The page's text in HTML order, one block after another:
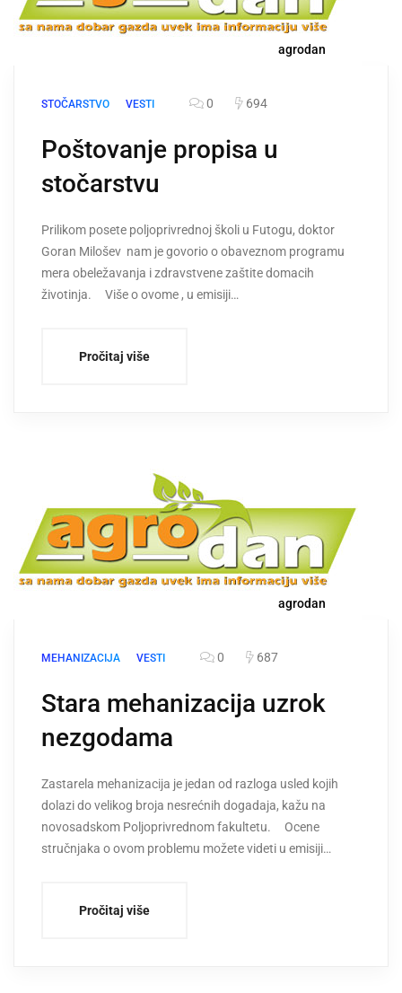
agrodan
STOČARSTVO VESTI 0 694
Poštovanje propisa u
stočarstvu
Prilikom posete poljoprivrednoj školi u Futogu, doktor
Goran Milošev nam je govorio o obaveznom programu
mera obeležavanja i zdravstvene zaštite domacih
životinja. Više o ovome , u emisiji…
Pročitaj više
agrodan
MEHANIZACIJA VESTI 0 687
Stara mehanizacija uzrok
nezgodama
Zastarela mehanizacija je jedan od razloga usled kojih
dolazi do velikog broja nesrećnih dogadaja, kažu na
novosadskom Poljoprivrednom fakultetu. Ocene
stručnjaka o ovom problemu možete videti u emisiji…
Pročitaj više